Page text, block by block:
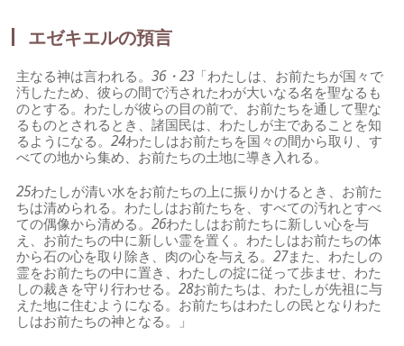
エゼキエルの預言
主なる神は言われる。36・23 「わたしは、お前たちが国々で
汚したため、彼らの間で汚されたわが大いなる名を聖なるも
のとする。わたしが彼らの目の前で、お前たちを通して聖な
るものとされるとき、諸国民は、わたしが主であることを知
るようになる。24わたしはお前たちを国々の間から取り、す
べての地から集め、お前たちの土地に導き入れる。
25わたしが清い水をお前たちの上に振りかけるとき、お前た
ちは清められる。わたしはお前たちを、すべての汚れとすべ
ての偶像から清める。26わたしはお前たちに新しい心を与
え、お前たちの中に新しい霊を置く。わたしはお前たちの体
から石の心を取り除き、肉の心を与える。27また、わたしの
霊をお前たちの中に置き、わたしの掟に従って歩ませ、わた
しの裁きを守り行わせる。28お前たちは、わたしが先祖に与
えた地に住むようになる。お前たちはわたしの民となりわた
しはお前たちの神となる。」